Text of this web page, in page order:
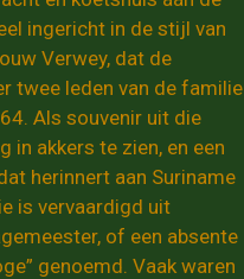
ingericht in de stijl van
Verwey, dat de
twee leden van de familie
Als souvenir uit die
in akkers te zien, en een
herinnert aan Suriname
is vervaardigd uit
of een absente
genoemd. Vaak waren